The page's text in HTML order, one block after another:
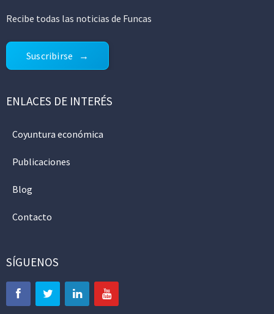
Recibe todas las noticias de Funcas
Suscribirse
ENLACES DE INTERÉS
Coyuntura económica
Publicaciones
Blog
Contacto
SÍGUENOS